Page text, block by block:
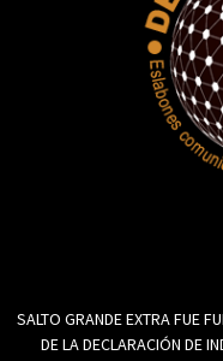
SALTO GRANDE EXTRA FUE
DE LA DECLARACIÓN DE